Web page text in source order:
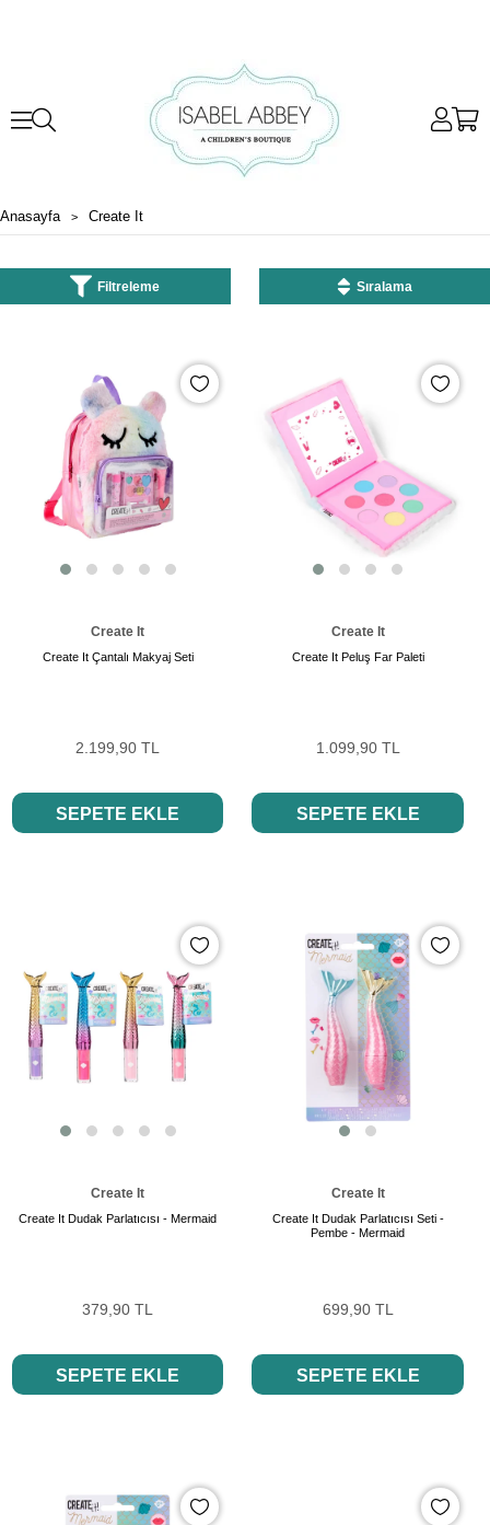
Anasayfa Create It
Filtreleme Sıralama
Create It
Create It Çantalı Makyaj Seti
2.199,90 TL
SEPETE EKLE
Create It
Create It Peluş Far Paleti
1.099,90 TL
SEPETE EKLE
Create It
Create It Dudak Parlatıcısı - Mermaid
379,90 TL
SEPETE EKLE
Create It
Create It Dudak Parlatıcısı Seti -
Pembe - Mermaid
699,90 TL
SEPETE EKLE